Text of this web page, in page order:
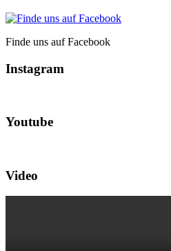
Finde uns auf Facebook
Instagram
Youtube
Video